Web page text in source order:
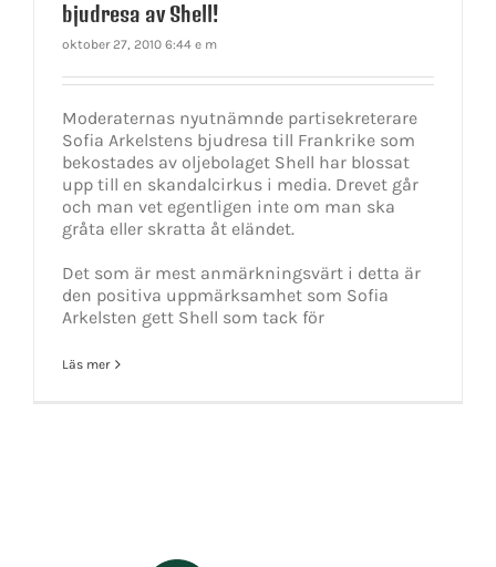
bjudresa av Shell!
oktober 27, 2010 6:44 e m
Moderaternas nyutnämnde partisekreterare
Sofia Arkelstens bjudresa till Frankrike som
bekostades av oljebolaget Shell har blossat
upp till en skandalcirkus i media. Drevet går
och man vet egentligen inte om man ska
gråta eller skratta åt eländet.
Det som är mest anmärkningsvärt i detta är
den positiva uppmärksamhet som Sofia
Arkelsten gett Shell som tack för
Läs mer